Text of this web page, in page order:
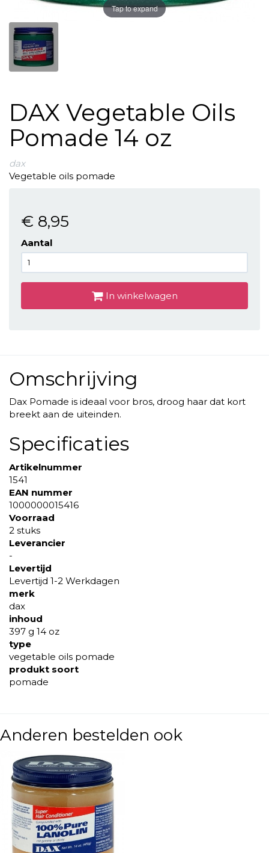
Tap to expand
DAX Vegetable Oils
Pomade 14 oz
dax
Vegetable oils pomade
€ 8,95
Aantal
In winkelwagen
Omschrijving
Dax Pomade is ideaal voor bros, droog haar dat kort
breekt aan de uiteinden.
Specificaties
Artikelnummer
1541
EAN nummer
1000000015416
Voorraad
2 stuks
Leverancier
-
Levertijd
Levertijd 1-2 Werkdagen
merk
dax
inhoud
397 g 14 oz
type
vegetable oils pomade
produkt soort
pomade
Anderen bestelden ook